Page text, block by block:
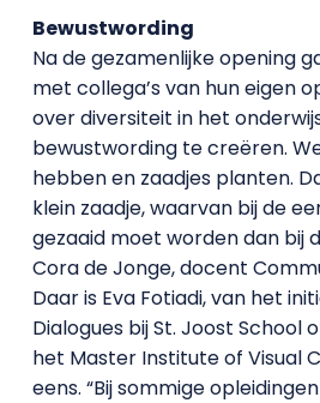
Bewustwording
Na de gezamenlijke opening
met collega’s van hun eigen
over diversiteit in het
bewustwording te creëren.
hebben en zaadjes planten.
klein zaadje, waarvan bij de
gezaaid moet worden dan bij
Cora de Jonge, docent
Daar is Eva Fotiadi, van het
Dialogues bij St. Joost School
het Master Institute of Visual
eens. “Bij sommige